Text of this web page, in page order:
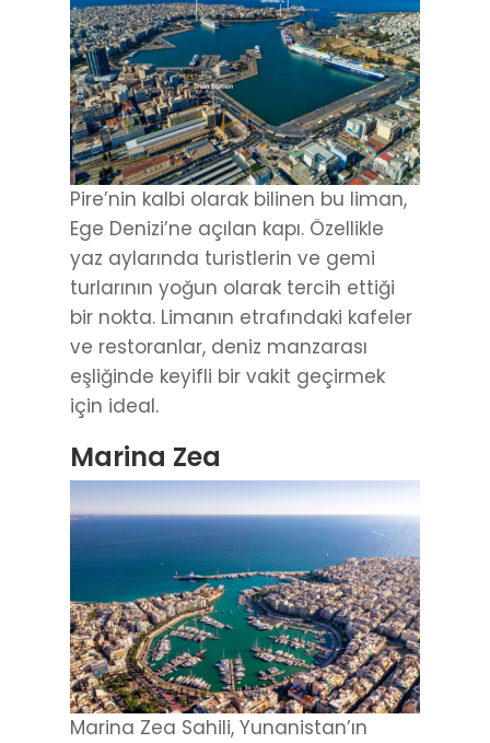
Pire’nin kalbi olarak bilinen bu liman,
Ege Denizi’ne açılan kapı. Özellikle
yaz aylarında turistlerin ve gemi
turlarının yoğun olarak tercih ettiği
bir nokta. Limanın etrafındaki kafeler
ve restoranlar, deniz manzarası
eşliğinde keyifli bir vakit geçirmek
için ideal.
Marina Zea
Marina Zea Sahili, Yunanistan’ın